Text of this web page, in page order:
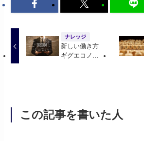
ナレッジ
新しい働き方
ギグエコノミ
この記事を書いた人